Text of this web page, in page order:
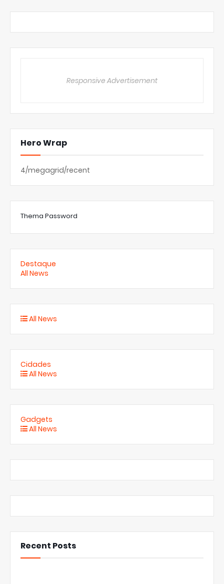
Responsive Advertisement
Hero Wrap
4/megagrid/recent
Thema Password
Destaque
All News
All News
Cidades
All News
Gadgets
All News
Recent Posts